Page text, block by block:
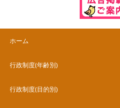
ホーム
行政制度(年齢別)
行政制度(目的別)